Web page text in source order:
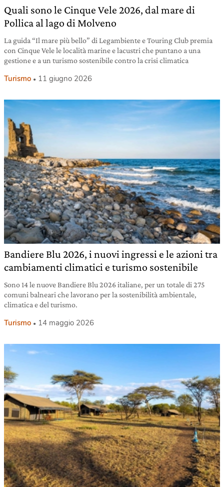
Quali sono le Cinque Vele 2026, dal mare di
Pollica al lago di Molveno
La guida “Il mare più bello” di Legambiente e Touring Club premia
con Cinque Vele le località marine e lacustri che puntano a una
gestione e a un turismo sostenibile contro la crisi climatica
Turismo 11 giugno 2026
Bandiere Blu 2026, i nuovi ingressi e le azioni tra
cambiamenti climatici e turismo sostenibile
Sono 14 le nuove Bandiere Blu 2026 italiane, per un totale di 275
comuni balneari che lavorano per la sostenibilità ambientale,
climatica e del turismo.
Turismo 14 maggio 2026